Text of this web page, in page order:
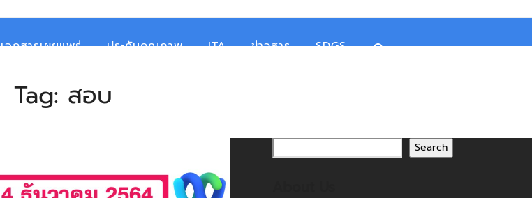
เอกสารเผยแพร่ ประกันคุณภาพ ITA ข่าวสาร SDGS
Tag: สอบ
Search